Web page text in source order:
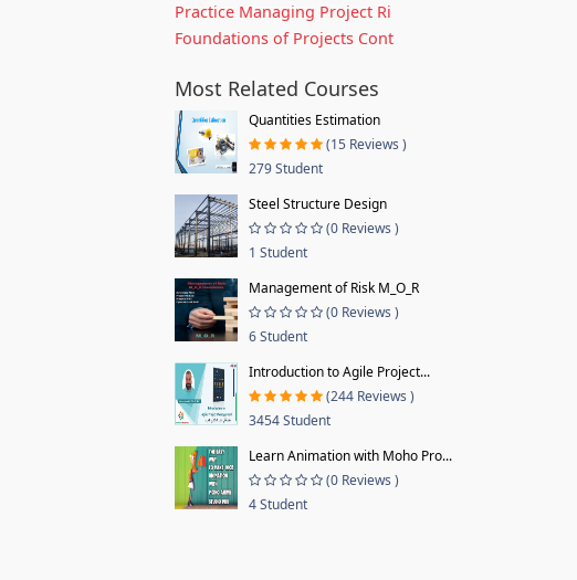
Practice Managing Project Ri
Foundations of Projects Cont
Most Related Courses
Quantities Estimation
(15 Reviews )
279 Student
Steel Structure Design
(0 Reviews )
1 Student
Management of Risk M_O_R
(0 Reviews )
6 Student
Introduction to Agile Project...
(244 Reviews )
3454 Student
Learn Animation with Moho Pro...
(0 Reviews )
4 Student